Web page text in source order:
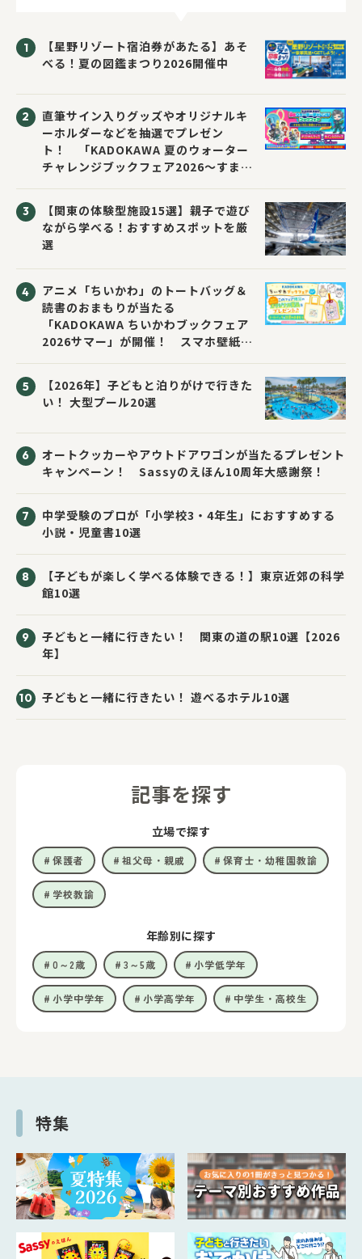
【星野リゾート宿泊券があたる】あそ
べる！夏の図鑑まつり2026開催中
直筆サイン入りグッズやオリジナルキ
ーホルダーなどを抽選でプレゼン
ト！ 「KADOKAWA 夏のウォーター
チャレンジブックフェア2026～すまな
【関東の体験型施設15選】親子で遊び
ながら学べる！おすすめスポットを厳
選
アニメ「ちいかわ」のトートバッグ＆
読書のおまもりが当たる
「KADOKAWA ちいかわブックフェア
2026サマー」が開催！ スマホ壁紙は
【2026年】子どもと泊りがけで行きた
い！ 大型プール20選
オートクッカーやアウトドアワゴンが当たるプレゼント
キャンペーン！ Sassyのえほん10周年大感謝祭！
中学受験のプロが「小学校3・4年生」におすすめする
小説・児童書10選
【子どもが楽しく学べる体験できる！】東京近郊の科学
館10選
子どもと一緒に行きたい！ 関東の道の駅10選【2026
年】
子どもと一緒に行きたい！ 遊べるホテル10選
記事を探す
立場で探す
保護者 祖父母・親戚 保育士・幼稚園教諭
学校教諭
年齢別に探す
0～2歳 3～5歳 小学低学年
小学中学年 小学高学年 中学生・高校生
特集